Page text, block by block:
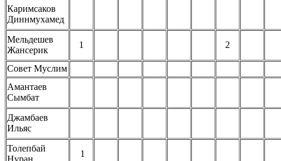
Каримсаков
Диннмухамед
Мельдешев
Жансерик
1 2
Совет Муслим
Амантаев
Сымбат
Джамбаев
Ильяс
Толепбай
Нуран
1